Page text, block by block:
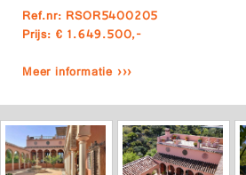
Ref.nr: RSOR5400205
Prijs: € 1.649.500,-
Meer informatie ›››